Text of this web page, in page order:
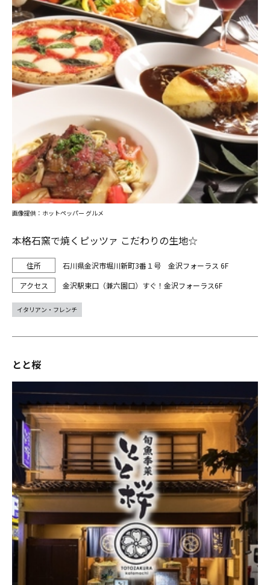
本格石窯で焼くピッツァ こだわりの生地☆
石川県金沢市堀川新町3番１号 金沢フォーラス 6F
金沢駅東口（兼六園口）すぐ！金沢フォーラス6F
画像提供：ホットペッパー グルメ
イタリアン・フレンチ
とと桜